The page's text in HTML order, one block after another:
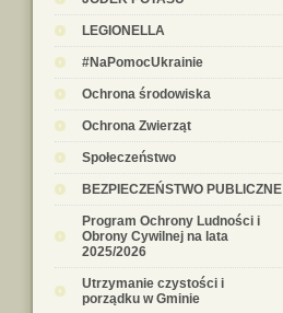
LEGIONELLA
#NaPomocUkrainie
Ochrona środowiska
Ochrona Zwierząt
Społeczeństwo
BEZPIECZEŃSTWO PUBLICZNE
Program Ochrony Ludności i
Obrony Cywilnej na lata
2025/2026
Utrzymanie czystości i
porządku w Gminie